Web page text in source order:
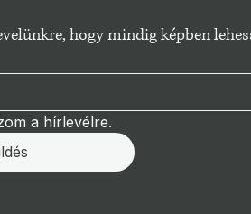
hogy mindig képben
a hírlevélre.